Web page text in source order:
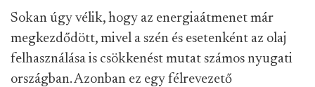
Sokan úgy vélik, hogy az energiaátmenet már
megkezdődött, mivel a szén és esetenként az olaj
felhasználása is csökkenést mutat számos nyugati
országban. Azonban ez egy félrevezető